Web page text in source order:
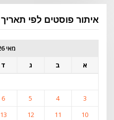
איתור פוסטים לפי תאריך
מאי 2026
א
ב ג ד
3
4
5
6
10
11
12
13